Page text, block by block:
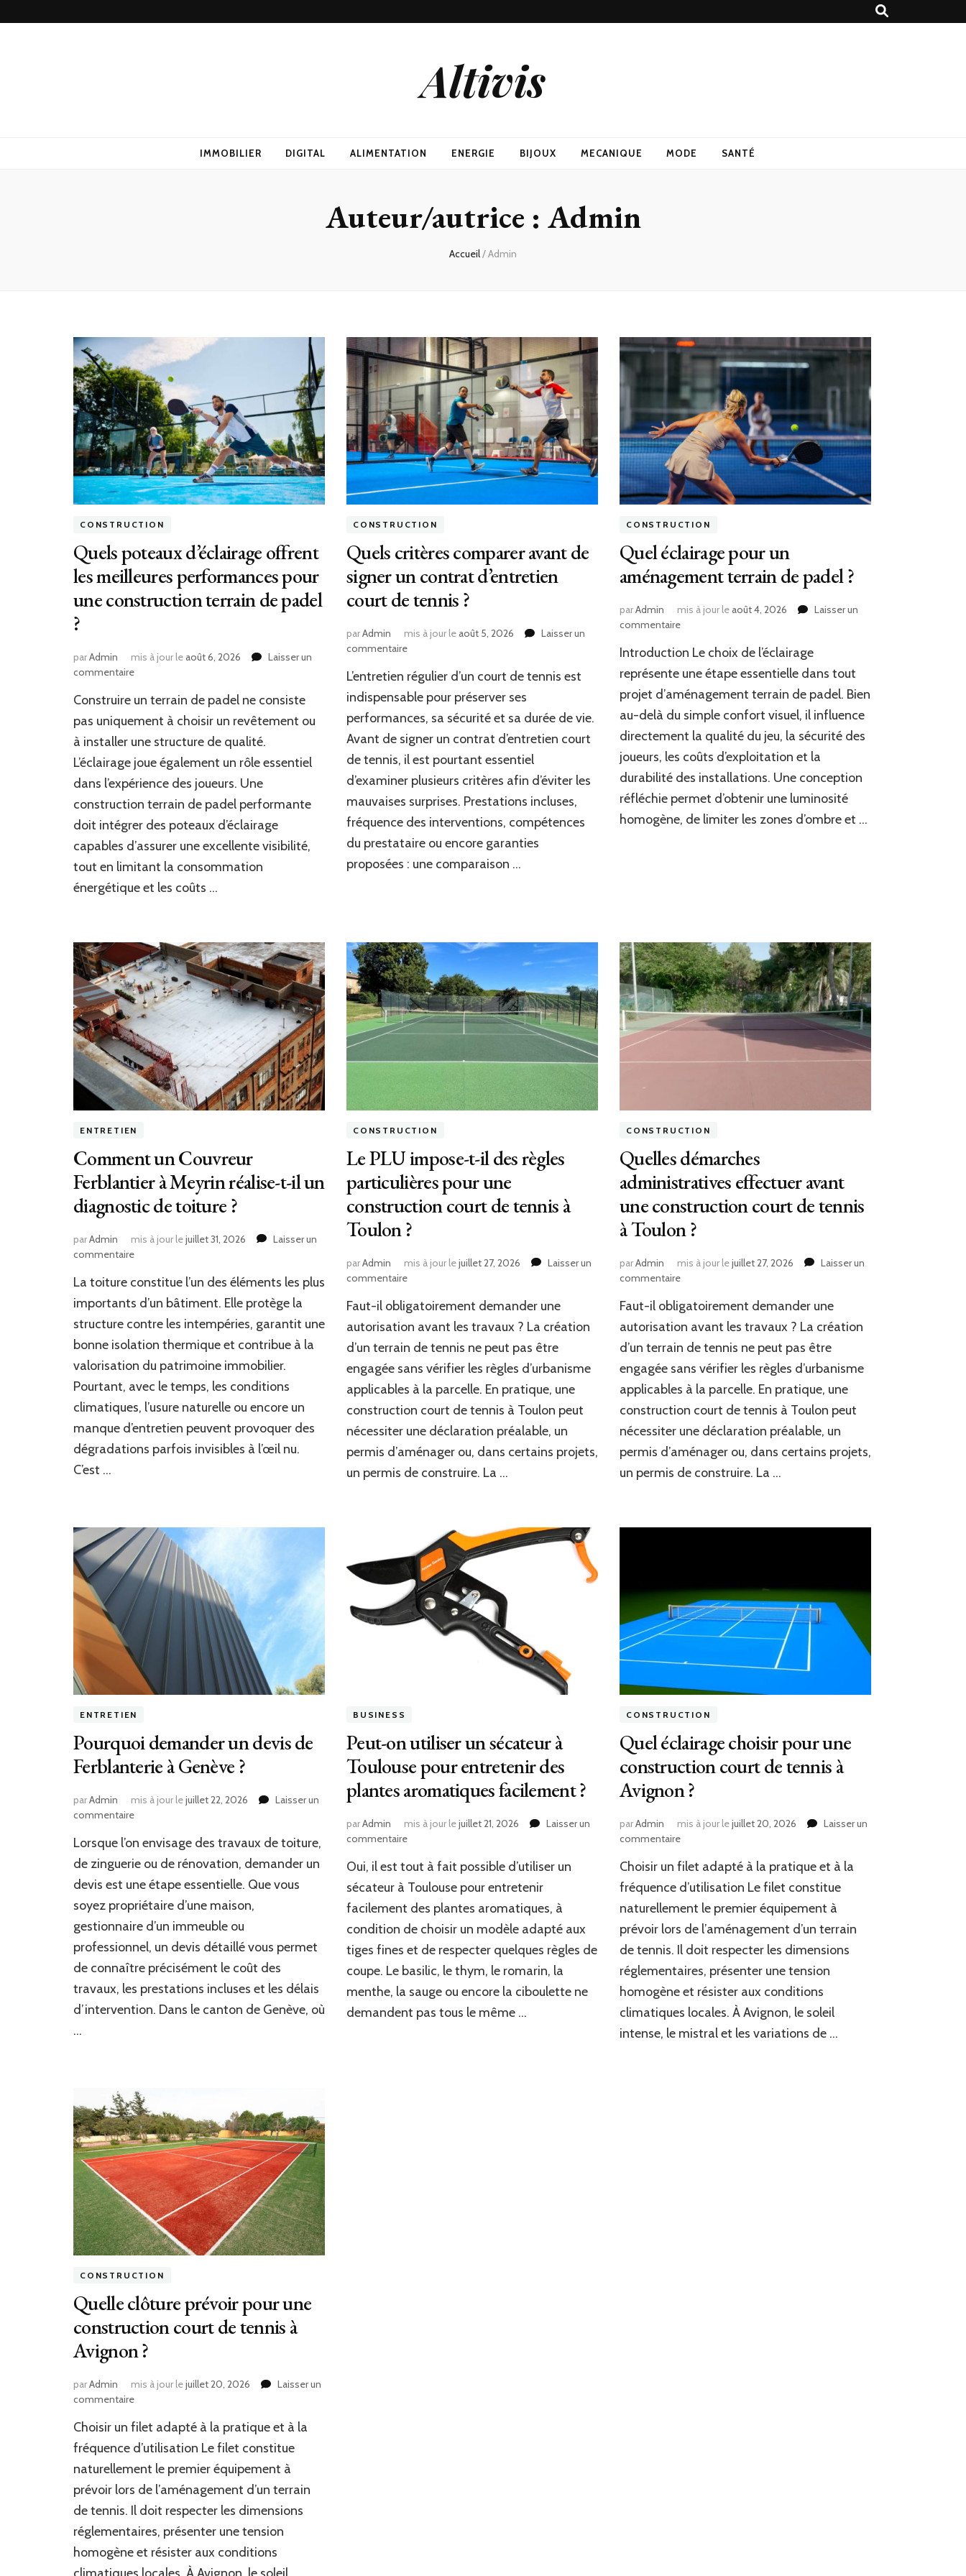
Altivis
IMMOBILIER DIGITAL ALIMENTATION ENERGIE BIJOUX MECANIQUE MODE SANTÉ
Auteur/autrice : Admin
Accueil/Admin
CONSTRUCTION
Quels poteaux d’éclairage offrent
les meilleures performances pour
une construction terrain de padel
?
parAdmin mis à jour leaoût 6, 2026
Laisser un
commentairesur
poteaux
d’éclairage
les
meilleures
performances
une
construction
de
padel
?
Construire un terrain de padel ne consiste
pas uniquement à choisir un revêtement ou
à installer une structure de qualité.
L’éclairage joue également un rôle essentiel
dans l’expérience des joueurs. Une
construction terrain de padel performante
doit intégrer des poteaux d’éclairage
capables d’assurer une excellente visibilité,
tout en limitant la consommation
énergétique et les coûts …
CONSTRUCTION
Quels critères comparer avant de
signer un contrat d’entretien
court de tennis ?
parAdmin mis à jour leaoût 5, 2026
Laisser un
commentairesur
critères
comparer
avant
de
signer
un
contrat
d’entretien
court
de
tennis
?
L’entretien régulier d’un court de tennis est
indispensable pour préserver ses
performances, sa sécurité et sa durée de vie.
Avant de signer un contrat d’entretien court
de tennis, il est pourtant essentiel
d’examiner plusieurs critères afin d’éviter les
mauvaises surprises. Prestations incluses,
fréquence des interventions, compétences
du prestataire ou encore garanties
proposées : une comparaison …
CONSTRUCTION
Quel éclairage pour un
aménagement terrain de padel ?
parAdmin mis à jour leaoût 4, 2026
Laisser un
commentairesur
éclairage
pour
aménagement
terrain
de
?
Introduction Le choix de l’éclairage
représente une étape essentielle dans tout
projet d’aménagement terrain de padel. Bien
au-delà du simple confort visuel, il influence
directement la qualité du jeu, la sécurité des
joueurs, les coûts d’exploitation et la
durabilité des installations. Une conception
réfléchie permet d’obtenir une luminosité
homogène, de limiter les zones d’ombre et …
ENTRETIEN
Comment un Couvreur
Ferblantier à Meyrin réalise-t-il un
diagnostic de toiture ?
parAdmin mis à jour lejuillet 31, 2026
Laisser un
commentairesur
un
Couvreur
à
Meyrin
réalise-
t-
il
un
de
toiture
La toiture constitue l’un des éléments les plus
importants d’un bâtiment. Elle protège la
structure contre les intempéries, garantit une
bonne isolation thermique et contribue à la
valorisation du patrimoine immobilier.
Pourtant, avec le temps, les conditions
climatiques, l’usure naturelle ou encore un
manque d’entretien peuvent provoquer des
dégradations parfois invisibles à l’œil nu.
C’est …
CONSTRUCTION
Le PLU impose-t-il des règles
particulières pour une
construction court de tennis à
Toulon ?
parAdmin mis à jour lejuillet 27, 2026
Laisser un
commentairesur
PLU
impose-
il
des
règles
particulières
pour
une
construction
court
de
Faut-il obligatoirement demander une
autorisation avant les travaux ? La création
d’un terrain de tennis ne peut pas être
engagée sans vérifier les règles d’urbanisme
applicables à la parcelle. En pratique, une
construction court de tennis à Toulon peut
nécessiter une déclaration préalable, un
permis d’aménager ou, dans certains projets,
un permis de construire. La …
CONSTRUCTION
Quelles démarches
administratives effectuer avant
une construction court de tennis
à Toulon ?
parAdmin mis à jour lejuillet 27, 2026
Laisser un
commentairesur
démarches
administratives
avant
une
construction
court
de
tennis
Toulon
?
Faut-il obligatoirement demander une
autorisation avant les travaux ? La création
d’un terrain de tennis ne peut pas être
engagée sans vérifier les règles d’urbanisme
applicables à la parcelle. En pratique, une
construction court de tennis à Toulon peut
nécessiter une déclaration préalable, un
permis d’aménager ou, dans certains projets,
un permis de construire. La …
ENTRETIEN
Pourquoi demander un devis de
Ferblanterie à Genève ?
parAdmin mis à jour lejuillet 22, 2026
Laisser un
commentairesur
demander
un
de
Ferblanterie
Genève
?
Lorsque l’on envisage des travaux de toiture,
de zinguerie ou de rénovation, demander un
devis est une étape essentielle. Que vous
soyez propriétaire d’une maison,
gestionnaire d’un immeuble ou
professionnel, un devis détaillé vous permet
de connaître précisément le coût des
travaux, les prestations incluses et les délais
d’intervention. Dans le canton de Genève, où
…
BUSINESS
Peut-on utiliser un sécateur à
Toulouse pour entretenir des
plantes aromatiques facilement ?
parAdmin mis à jour lejuillet 21, 2026
Laisser un
commentairesur
on
utiliser
sécateur
à
Toulouse
pour
entretenir
des
aromatiques
Oui, il est tout à fait possible d’utiliser un
sécateur à Toulouse pour entretenir
facilement des plantes aromatiques, à
condition de choisir un modèle adapté aux
tiges fines et de respecter quelques règles de
coupe. Le basilic, le thym, le romarin, la
menthe, la sauge ou encore la ciboulette ne
demandent pas tous le même …
CONSTRUCTION
Quel éclairage choisir pour une
construction court de tennis à
Avignon ?
parAdmin mis à jour lejuillet 20, 2026
Laisser un
commentairesur
éclairage
choisir
une
construction
court
de
tennis
à
Avignon
?
Choisir un filet adapté à la pratique et à la
fréquence d’utilisation Le filet constitue
naturellement le premier équipement à
prévoir lors de l’aménagement d’un terrain
de tennis. Il doit respecter les dimensions
réglementaires, présenter une tension
homogène et résister aux conditions
climatiques locales. À Avignon, le soleil
intense, le mistral et les variations de …
CONSTRUCTION
Quelle clôture prévoir pour une
construction court de tennis à
Avignon ?
parAdmin mis à jour lejuillet 20, 2026
Laisser un
commentairesur
clôture
prévoir
une
construction
court
de
tennis
à
Avignon
Choisir un filet adapté à la pratique et à la
fréquence d’utilisation Le filet constitue
naturellement le premier équipement à
prévoir lors de l’aménagement d’un terrain
de tennis. Il doit respecter les dimensions
réglementaires, présenter une tension
homogène et résister aux conditions